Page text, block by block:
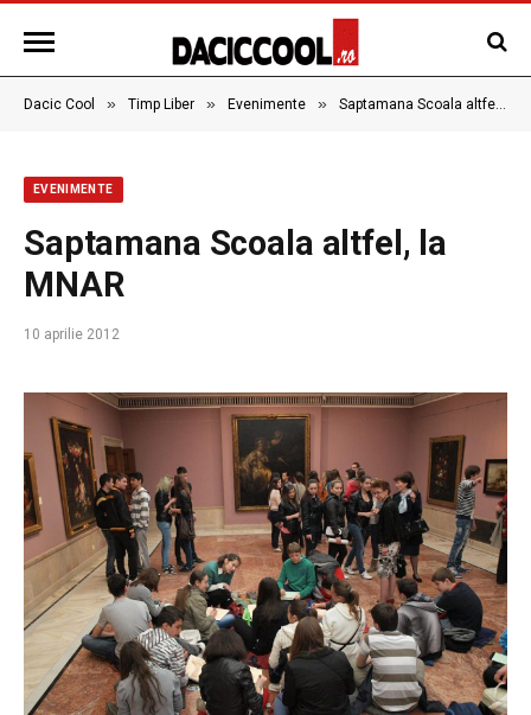
Dacic Cool » Timp Liber » Evenimente » Saptamana Scoala altfel, la MNAR
EVENIMENTE
Saptamana Scoala altfel, la
MNAR
10 aprilie 2012